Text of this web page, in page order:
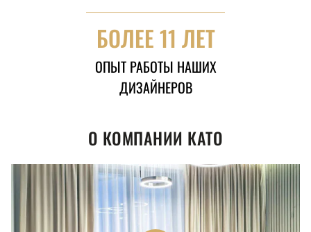
БОЛЕЕ 11 ЛЕТ
ОПЫТ РАБОТЫ НАШИХ
ДИЗАЙНЕРОВ
О КОМПАНИИ КАТО